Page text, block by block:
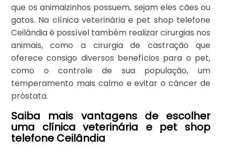
que os animaizinhos possuem, sejam eles cães ou
gatos. Na clínica veterinária e pet shop telefone
Ceilândia é possível também realizar cirurgias nos
animais, como a cirurgia de castração que
oferece consigo diversos benefícios para o pet,
como o controle de sua população, um
temperamento mais calmo e evitar o câncer de
próstata.
Saiba mais vantagens de escolher
uma clínica veterinária e pet shop
telefone Ceilândia